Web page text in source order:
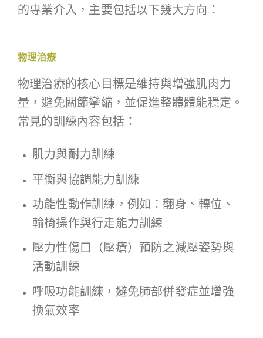
的專業介入，主要包括以下幾大方向：
物理治療
物理治療的核心目標是維持與增強肌肉力
量，避免關節攣縮，並促進整體體能穩定。
常見的訓練內容包括：
肌力與耐力訓練
平衡與協調能力訓練
功能性動作訓練，例如：翻身、轉位、
輪椅操作與行走能力訓練
壓力性傷口（壓瘡）預防之減壓姿勢與
活動訓練
呼吸功能訓練，避免肺部併發症並增強
換氣效率